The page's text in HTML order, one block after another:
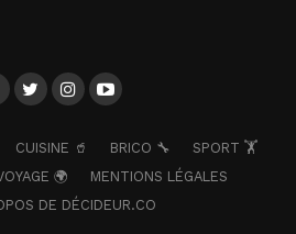
CUISINE 🥤 BRICO 🔧
SPORT 🏋️
🌍
MENTIONS LÉGALES
DE DÉCIDEUR.CO